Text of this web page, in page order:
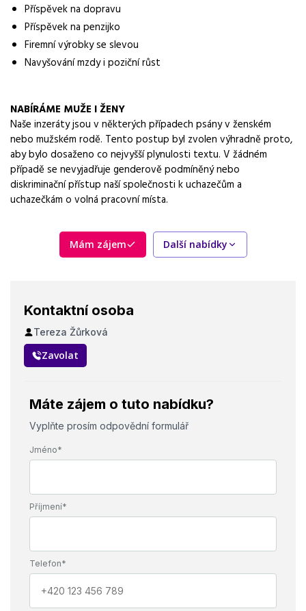
Vybrané benefity
5 týdnů dovolené, příspěvek na stravování, firemní jídelna,
příspěvek na dopravu
Požadavky
směnném provozu
Příspěvek na dopravu
Příspěvek na penzijko
Firemní výrobky se slevou
Navyšování mzdy i poziční růst
NABÍRÁME MUŽE I ŽENY
Naše inzeráty jsou v některých případech psány v ženském
nebo mužském rodě. Tento postup byl zvolen výhradně proto,
aby bylo dosaženo co nejvyšší plynulosti textu. V žádném
případě se nevyjadřuje genderově podmíněný nebo
diskriminační přístup naší společnosti k uchazečům a
uchazečkám o volná pracovní místa.
Mám zájem Další nabídky
Kontaktní osoba
Tereza Žůrková
Zavolat
Máte zájem o tuto nabídku?
Vyplňte prosím odpovědní formulář
Jméno*
Příjmení*
Telefon*